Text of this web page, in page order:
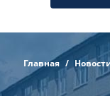
Главная